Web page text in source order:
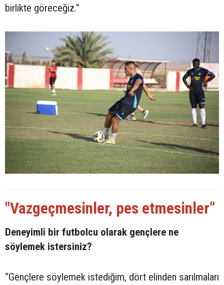
birlikte göreceğiz.”
"Vazgeçmesinler, pes etmesinler”
Deneyimli bir futbolcu olarak gençlere ne
söylemek istersiniz?
“Gençlere söylemek istediğim, dört elinden sarılmaları